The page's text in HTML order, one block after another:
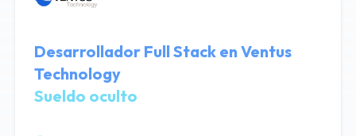
Desarrollador Full Stack en Ventus
Technology
Sueldo oculto